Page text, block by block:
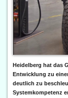
Heidelberg hat das
Entwicklung zu
deutlich zu
Systemkompetenz